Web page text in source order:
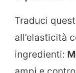
Traduci
all’elasticità
ingredienti: